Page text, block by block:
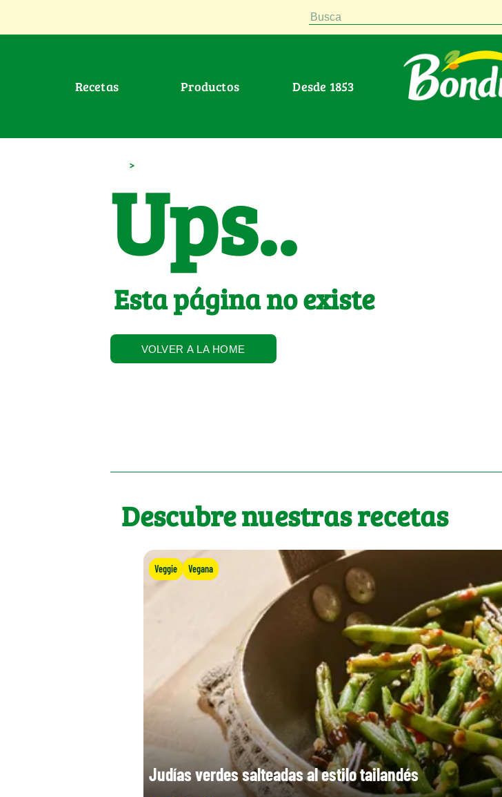
Busca
Recetas Productos Desde 1853
>
Ups..
Esta página no existe
VOLVER A LA HOME
Descubre nuestras recetas
Veggie Vegana
Judías verdes salteadas al estilo tailandés